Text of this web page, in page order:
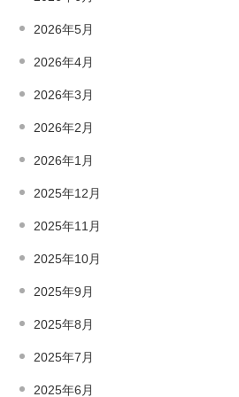
2026年5月
2026年4月
2026年3月
2026年2月
2026年1月
2025年12月
2025年11月
2025年10月
2025年9月
2025年8月
2025年7月
2025年6月